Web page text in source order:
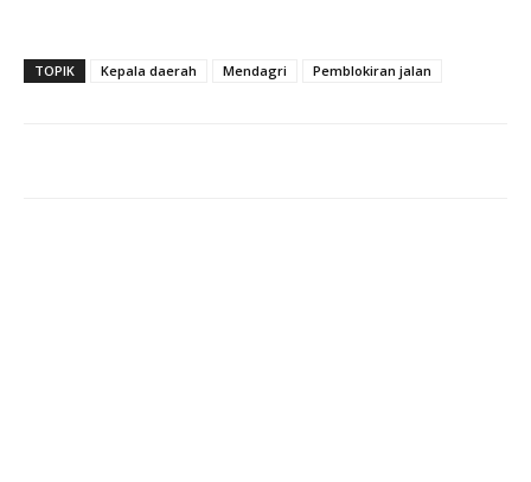
TOPIK Kepala daerah Mendagri Pemblokiran jalan